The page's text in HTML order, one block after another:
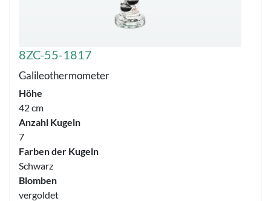
8ZC-55-1817
Galileothermometer
Höhe
42 cm
Anzahl Kugeln
7
Farben der Kugeln
Schwarz
Blomben
vergoldet